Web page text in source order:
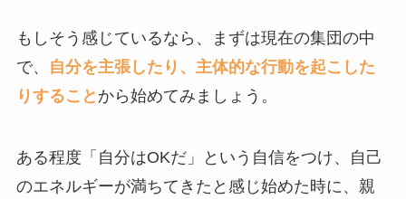
もしそう感じているなら、まずは現在の集団の中
で、
自分を主張したり、主体的な行動を起こした
りすること から始めてみましょう。
ある程度「自分はOKだ」という自信をつけ、自己
のエネルギーが満ちてきたと感じ始めた時に、親